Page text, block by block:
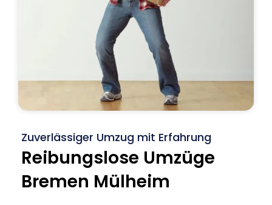
Zuverlässiger Umzug mit Erfahrung
Reibungslose Umzüge
Bremen Mülheim